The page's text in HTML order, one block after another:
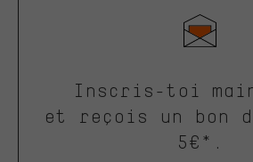
Inscris-toi
et reçois un bon
5€*.